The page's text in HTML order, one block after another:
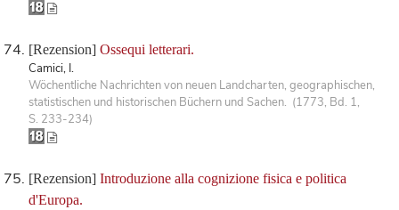
[Rezension] Ossequi letterari.
Camici, I.
Wöchentliche Nachrichten von neuen Landcharten, geographischen,
statistischen und historischen Büchern und Sachen. (1773, Bd. 1,
S. 233-234)
[Rezension] Introduzione alla cognizione fisica e politica
d'Europa.